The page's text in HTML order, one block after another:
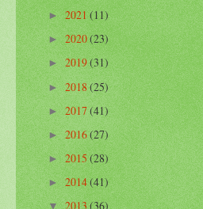
►2021(11)
►2020(23)
► 2019(31)
►2018(25)
►2017 (41)
► 2016(27)
► 2015(28)
►2014(41)
▼2013(36)